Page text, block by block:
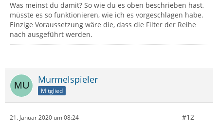
Was meinst du damit? So wie du es oben beschrieben hast,
müsste es so funktionieren, wie ich es vorgeschlagen habe.
Einzige Voraussetzung wäre die, dass die Filter der Reihe
nach ausgeführt werden.
Murmelspieler
Mitglied
21. Januar 2020 um 08:24 #12